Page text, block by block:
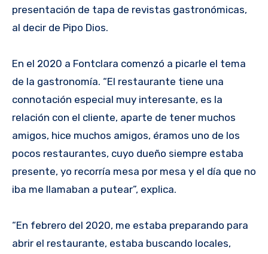
presentación de tapa de revistas gastronómicas,
al decir de Pipo Dios.
En el 2020 a Fontclara comenzó a picarle el tema
de la gastronomía. “El restaurante tiene una
connotación especial muy interesante, es la
relación con el cliente, aparte de tener muchos
amigos, hice muchos amigos, éramos uno de los
pocos restaurantes, cuyo dueño siempre estaba
presente, yo recorría mesa por mesa y el día que no
iba me llamaban a putear”, explica.
“En febrero del 2020, me estaba preparando para
abrir el restaurante, estaba buscando locales,